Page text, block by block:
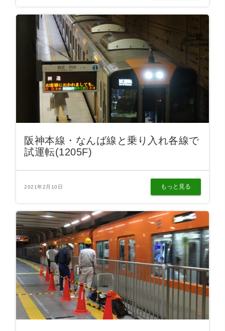
阪神本線・なんば線と乗り入れ各線で
試運転(1205F)
2021年2月10日 もっと見る